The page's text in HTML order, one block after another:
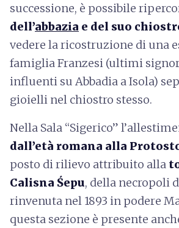
successione, è possibile
dell’abbazia e del suo
vedere la ricostruzione di una
famiglia Franzesi (ultimi
influenti su Abbadia a Isola)
gioielli nel chiostro stesso.
Nella Sala “Sigerico”
dall’età romana alla
posto di rilievo attribuito alla
Calisna Śepu, della necropoli
rinvenuta nel 1893 in podere
questa sezione è presente